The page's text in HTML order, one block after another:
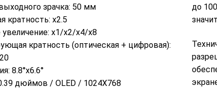
зрачка: 50 мм
кратность: x2.5
x1/x2/x4/x8
кратность (оптическая + цифровая):
8.8°x6.6°
дюймов / OLED / 1024X768
до